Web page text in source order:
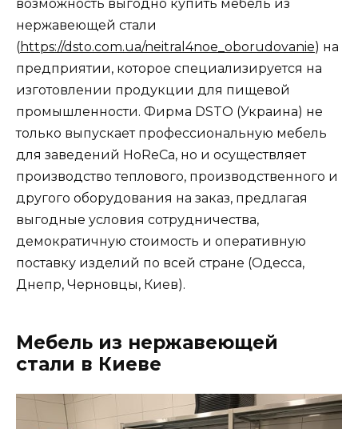
возможность выгодно купить мебель из
нержавеющей стали
(https://dsto.com.ua/neitral4noe_oborudovanie) на
предприятии, которое специализируется на
изготовлении продукции для пищевой
промышленности. Фирма DSTO (Украина) не
только выпускает профессиональную мебель
для заведений HoReCa, но и осуществляет
производство теплового, производственного и
другого оборудования на заказ, предлагая
выгодные условия сотрудничества,
демократичную стоимость и оперативную
поставку изделий по всей стране (Одесса,
Днепр, Черновцы, Киев).
Мебель из нержавеющей
стали в Киеве